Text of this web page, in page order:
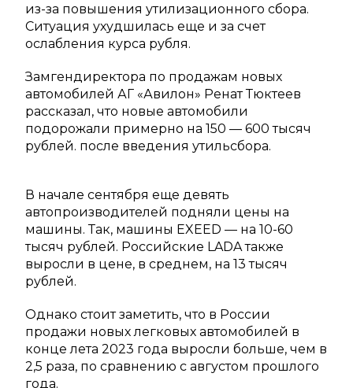
из-за повышения утилизационного сбора.
Ситуация ухудшилась еще и за счет
ослабления курса рубля.
Замгендиректора по продажам новых
автомобилей АГ «Авилон» Ренат Тюктеев
рассказал, что новые автомобили
подорожали примерно на 150 — 600 тысяч
рублей. после введения утильсбора.
В начале сентября еще девять
автопроизводителей подняли цены на
машины. Так, машины EXEED — на 10-60
тысяч рублей. Российские LADA также
выросли в цене, в среднем, на 13 тысяч
рублей.
Однако стоит заметить, что в России
продажи новых легковых автомобилей в
конце лета 2023 года выросли больше, чем в
2,5 раза, по сравнению с августом прошлого
года.